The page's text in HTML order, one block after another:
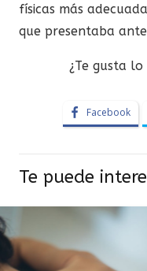
físicas más
que presentaba
¿Te gusta lo
Facebook
Te puede